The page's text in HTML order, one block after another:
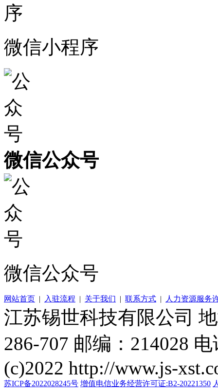
微信小程序
微信公众号
微信公众号
网站首页 | 入驻流程 | 关于我们 | 联系方式 | 人力资源服务
江苏锡世科技有限公司
286-707 邮编：214028
(c)2022 http://www.js-
苏ICP备2022028245号 增值电信业务经营许可证:B2-20221350